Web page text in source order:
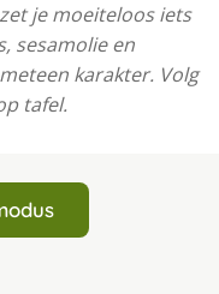
je moeiteloos iets
sesamolie en
karakter. Volg
tafel.